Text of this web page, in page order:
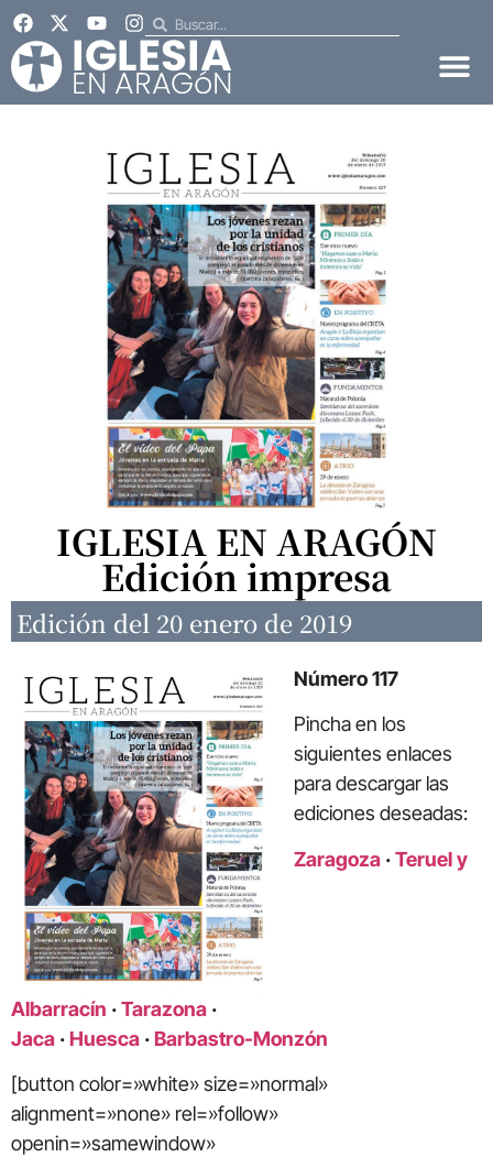
IGLESIA EN ARAGÓN
Edición impresa
Edición del 20 enero de 2019
Número 117
Pincha en los
siguientes enlaces
para descargar las
ediciones deseadas:
Zaragoza ·Teruel y
Albarracín ·Tarazona ·
Jaca ·Huesca ·Barbastro-Monzón
[button color=»white» size=»normal»
alignment=»none» rel=»follow»
openin=»samewindow»